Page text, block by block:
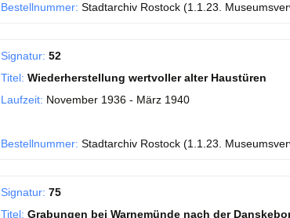
Bestellnummer: Stadtarchiv Rostock (1.1.23.
Signatur: 52
Titel: Wiederherstellung wertvoller alter Haustüren
Laufzeit: November 1936 - März 1940
Bestellnummer: Stadtarchiv Rostock (1.1.23.
Signatur: 75
Titel: Grabungen bei Warnemünde nach der